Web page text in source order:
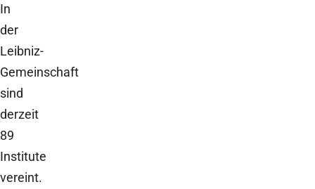
In
der
Leibniz-
Gemeinschaft
sind
derzeit
89
Institute
vereint.